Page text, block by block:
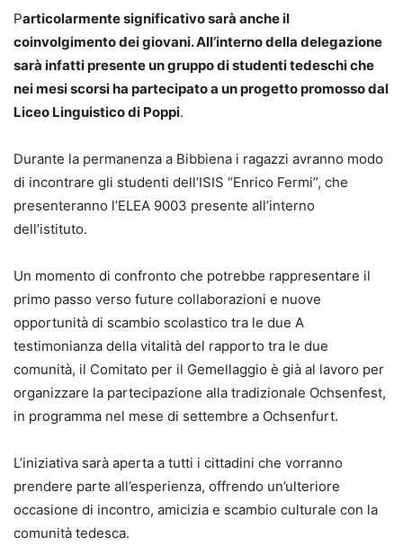
Particolarmente significativo sarà anche il
coinvolgimento dei giovani. All’interno della delegazione
sarà infatti presente un gruppo di studenti tedeschi che
nei mesi scorsi ha partecipato a un progetto promosso dal
Liceo Linguistico di Poppi.
Durante la permanenza a Bibbiena i ragazzi avranno modo
di incontrare gli studenti dell’ISIS “Enrico Fermi”, che
presenteranno l’ELEA 9003 presente all’interno
dell’istituto.
Un momento di confronto che potrebbe rappresentare il
primo passo verso future collaborazioni e nuove
opportunità di scambio scolastico tra le due A
testimonianza della vitalità del rapporto tra le due
comunità, il Comitato per il Gemellaggio è già al lavoro per
organizzare la partecipazione alla tradizionale Ochsenfest,
in programma nel mese di settembre a Ochsenfurt.
L’iniziativa sarà aperta a tutti i cittadini che vorranno
prendere parte all’esperienza, offrendo un’ulteriore
occasione di incontro, amicizia e scambio culturale con la
comunità tedesca.